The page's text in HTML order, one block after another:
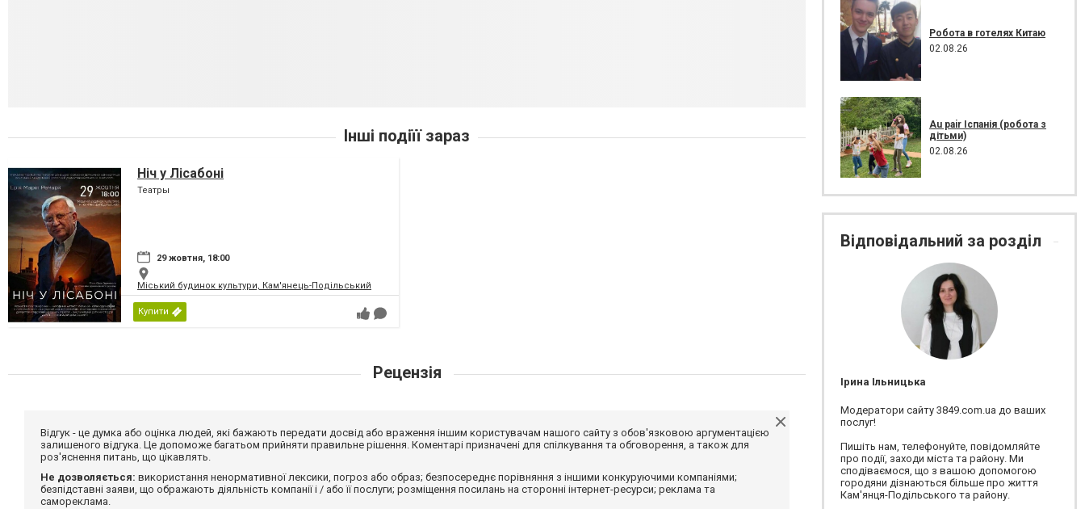
Інші подіїї зараз
Ніч у Лісабоні
Театры
29 жовтня, 18:00
Міський будинок культури, Кам'янець-Подільський
Купити
Рецензія
Відгук - це думка або оцінка людей, які бажають передати досвід або враження іншим користувачам нашого сайту з обов'язковою аргументацією
залишеного відгука. Це допоможе багатьом прийняти правильне рішення. Коментарі призначені для спілкування та обговорення, а також для
роз'яснення питань, що цікавлять.
Не дозволяється: використання ненормативної лексики, погроз або образ; безпосереднє порівняння з іншими конкуруючими компаніями;
безпідставні заяви, що ображають діяльність компанії і / або її послуги; розміщення посилань на сторонні інтернет-ресурси; реклама та
самореклама.
Робота в готелях Китаю
02.08.26
Au pair Іспанія (робота з
дітьми)
02.08.26
Відповідальний за розділ
Ірина Ільницька
Модератори сайту 3849.com.ua до ваших
послуг!
Пишіть нам, телефонуйте, повідомляйте
про події, заходи міста та району. Ми
сподіваємося, що з вашою допомогою
городяни дізнаються більше про життя
Кам'янця-Подільського та району.